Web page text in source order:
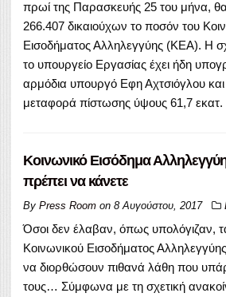
πρωί της Παρασκευής 25 του μήνα, θα
266.407 δικαιούχων το ποσόν του
Εισοδήματος Αλληλεγγύης (ΚΕΑ). Η
το υπουργείο Εργασίας έχει ήδη
αρμόδια υπουργό Εφη Αχτσιόγλου και
μεταφορά πίστωσης ύψους 61,7
Κοινωνικό Εισόδημα
πρέπει να κάνετε
By Press Room on 8 Αυγούστου, 2017
Όσοι δεν έλαβαν, όπως υπολόγιζαν,
Κοινωνικού Εισοδήματος
να διορθώσουν πιθανά λάθη που
τους… Σύμφωνα με τη σχετική